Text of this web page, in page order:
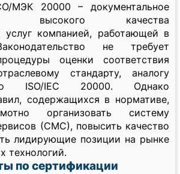
МЭК 20000 – документальное
высокого качества
услуг компанией, работающей в
не требует
оценки соответствия
стандарту, аналогу
ISO/IEC 20000. Однако
содержащихся в нормативе,
организовать систему
(СМС), повысить качество
лидирующие позиции на рынке
технологий.
по сертификации